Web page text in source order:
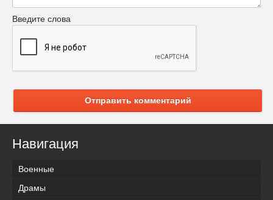
Введите слова
Отправить комментарий
Навигация
Военные
Драмы